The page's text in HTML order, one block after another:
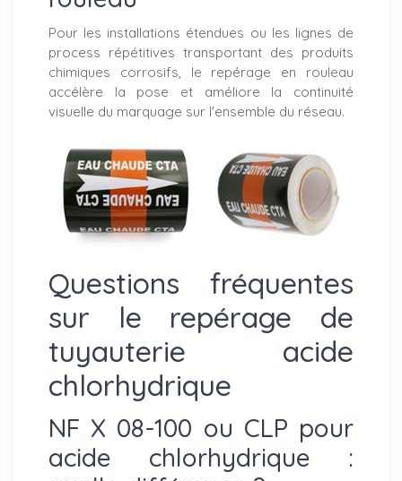
Pour les installations étendues ou les lignes de
process répétitives transportant des produits
chimiques corrosifs, le repérage en rouleau
accélère la pose et améliore la continuité
visuelle du marquage sur l'ensemble du réseau.
Questions fréquentes
sur le repérage de
tuyauterie acide
chlorhydrique
NF X 08-100 ou CLP pour
acide chlorhydrique :